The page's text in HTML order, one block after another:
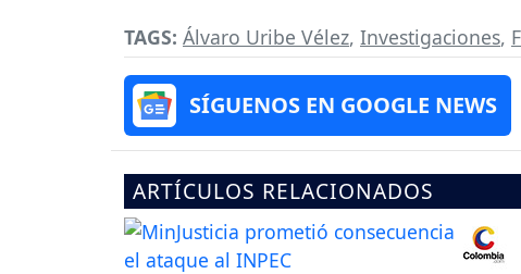
TAGS: Álvaro Uribe Vélez, Investigaciones,
SÍGUENOS EN GOOGLE NEWS
ARTÍCULOS RELACIONADOS